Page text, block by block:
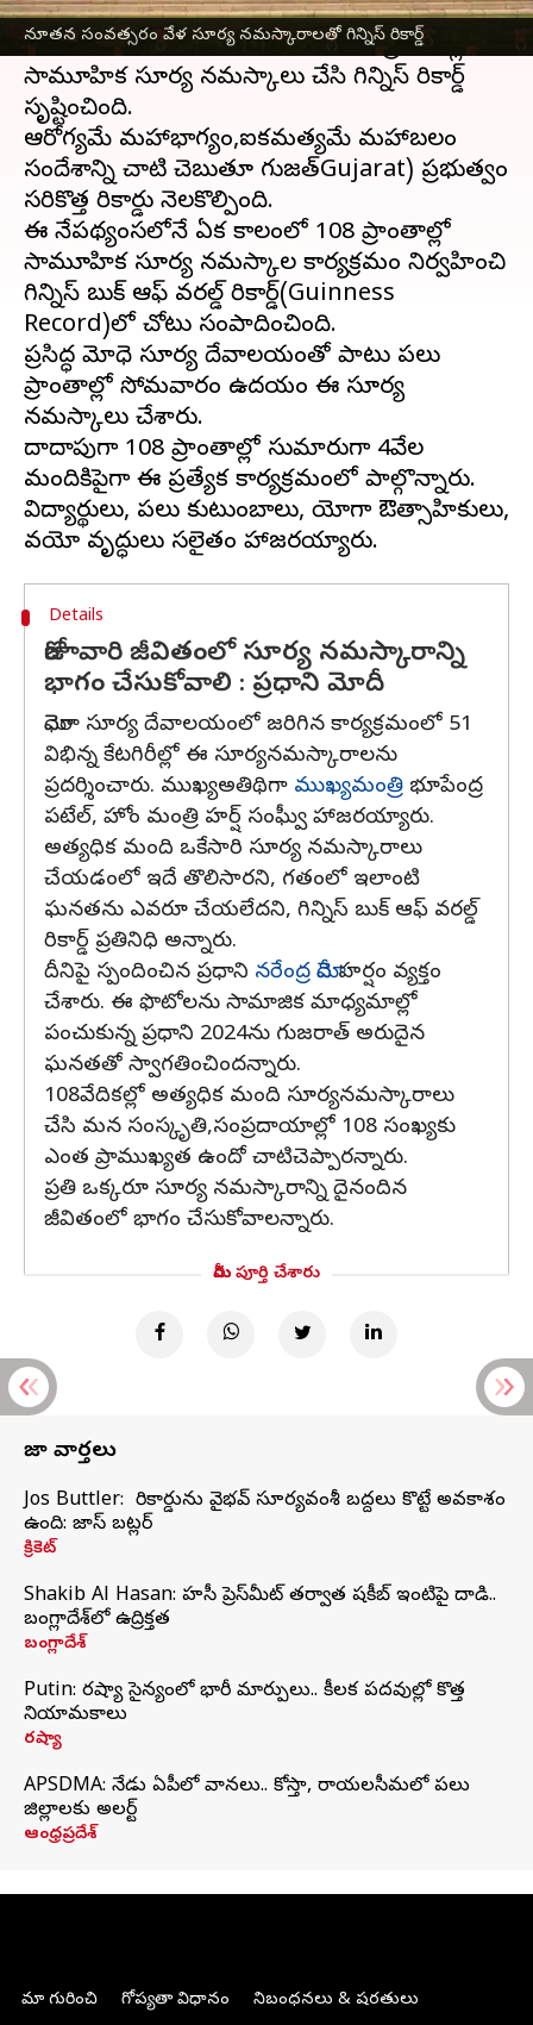
నూతన సంవత్సరం వేళ సూర్య నమస్కారాలతో గిన్నిస్‌ రికార్డ్‌
గుజరాత్సర్కారు నూతన సంవత్సరాన్ని సరికొత్తగా
ఆరంభించింది. ఈ మేరకు ఒకేసారి 108 ప్రాంతాల్లో
సామూహిక సూర్య నమస్కారాలు చేసి గిన్నిస్‌ రికార్డ్‌
సృష్టించింది.
ఆరోగ్యమే మహాభాగ్యం,ఐకమత్యమే మహాబలం
సందేశాన్ని చాటి చెబుతూ గుజరాత్‌Gujarat) ప్రభుత్వం
సరికొత్త రికార్డు నెలకొల్పింది.
ఈ నేపథ్యంసలోనే ఏక కాలంలో 108 ప్రాంతాల్లో
సామూహిక సూర్య నమస్కారాల కార్యక్రమం నిర్వహించి
గిన్నిస్‌ బుక్‌ ఆఫ్‌ వరల్డ్‌ రికార్డ్‌(Guinness
Record)లో చోటు సంపాదించింది.
ప్రసిద్ధ మోధెరా సూర్య దేవాలయంతో పాటు పలు
ప్రాంతాల్లో సోమవారం ఉదయం ఈ సూర్య
నమస్కారాలు చేశారు.
దాదాపుగా 108 ప్రాంతాల్లో సుమారుగా 4వేల
మందికిపైగా ఈ ప్రత్యేక కార్యక్రమంలో పాల్గొన్నారు.
విద్యార్థులు, పలు కుటుంబాలు, యోగా ఔత్సాహికులు,
Details
రోజూవారి జీవితంలో సూర్య నమస్కారాన్ని
భాగం చేసుకోవాలి : ప్రధాని మోదీ
మోధెరా సూర్య దేవాలయంలో జరిగిన కార్యక్రమంలో 51
విభిన్న కేటగిరీల్లో ఈ సూర్యనమస్కారాలను
ప్రదర్శించారు. ముఖ్యఅతిథిగా ముఖ్యమంత్రి భూపేంద్ర
పటేల్‌, హోం మంత్రి హర్ష్‌ సంఘ్వీ హాజరయ్యారు.
అత్యధిక మంది ఒకేసారి సూర్య నమస్కారాలు
చేయడంలో ఇదే తొలిసారని, గతంలో ఇలాంటి
ఘనతను ఎవరూ చేయలేదని, గిన్నిస్‌ బుక్‌ ఆఫ్ వరల్డ్‌
రికార్డ్ ప్రతినిధి అన్నారు.
దీనిపై స్పందించిన ప్రధాని నరేంద్ర మోదీహర్షం వ్యక్తం
చేశారు. ఈ ఫొటోలను సామాజిక మాధ్యమాల్లో
పంచుకున్న ప్రధాని 2024ను గుజరాత్ అరుదైన
ఘనతతో స్వాగతించిందన్నారు.
108వేదికల్లో అత్యధిక మంది సూర్యనమస్కారాలు
చేసి మన సంస్కృతి,సంప్రదాయాల్లో 108 సంఖ్యకు
ఎంత ప్రాముఖ్యత ఉందో చాటిచెప్పారన్నారు.
ప్రతి ఒక్కరూ సూర్య నమస్కారాన్ని దైనందిన
జీవితంలో భాగం చేసుకోవాలన్నారు.
మీరు పూర్తి చేశారు
తాజా వార్తలు
Jos Buttler: నా రికార్డును వైభవ్ సూర్యవంశీ బద్దలు కొట్టే అవకాశం
ఉంది: జాస్ బట్లర్
క్రికెట్
Shakib Al Hasan: హసీనా ప్రెస్‌మీట్‌ తర్వాత షకీబ్‌ ఇంటిపై దాడి..
బంగ్లాదేశ్‌లో ఉద్రిక్తత
బంగ్లాదేశ్
Putin: రష్యా సైన్యంలో భారీ మార్పులు.. కీలక పదవుల్లో కొత్త
నియామకాలు
రష్యా
APSDMA: నేడు ఏపీలో వానలు.. కోస్తా, రాయలసీమలో పలు
జిల్లాలకు అలర్ట్
ఆంధ్రప్రదేశ్
మా గురించి గోప్యతా విధానం నిబంధనలు & షరతులు